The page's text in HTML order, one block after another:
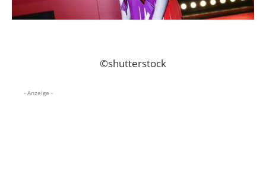
©shutterstock
- Anzeige -